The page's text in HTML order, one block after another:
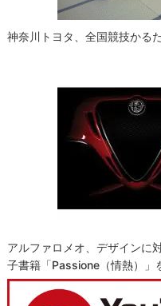
神奈川トヨタ、全国競技かる
アルファロメオ、デザインに
子書籍「Passione（情熱）」